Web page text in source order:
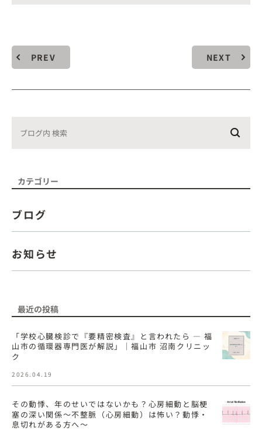
PREV NEXT
カテゴリー
ブログ
お知らせ
最近の投稿
「学校心臓検診で『要精密検査』と言われたら ― 福
山市の循環器専門医が解説」｜福山市 沼南クリニッ
ク
2026.04.19
その動悸、年のせいではないかも？心房細動と脳梗
塞の深い関係〜不整脈（心房細動）は怖い？動悸・
息切れがある方へ〜